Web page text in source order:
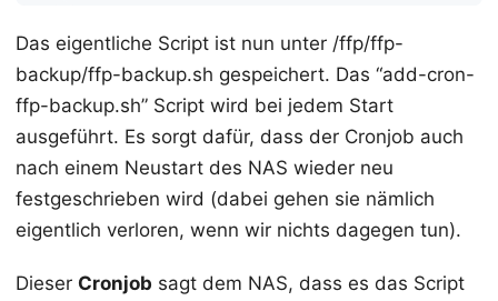
Das eigentliche Script ist nun unter /ffp/ffp-
backup/ffp-backup.sh gespeichert. Das “add-cron-
ffp-backup.sh” Script wird bei jedem Start
ausgeführt. Es sorgt dafür, dass der Cronjob auch
nach einem Neustart des NAS wieder neu
festgeschrieben wird (dabei gehen sie nämlich
eigentlich verloren, wenn wir nichts dagegen tun).
Dieser Cronjob sagt dem NAS, dass es das Script